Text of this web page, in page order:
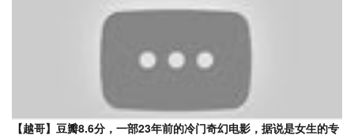
【越哥】豆瓣8.6分，一部23年前的冷门奇幻电影，据说是女生的专